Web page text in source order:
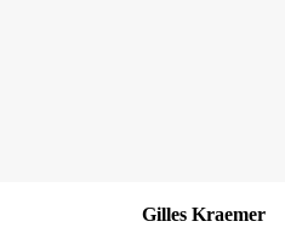
Gilles Kraemer